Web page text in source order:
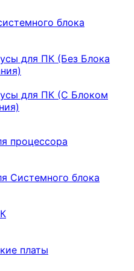
блока
для ПК (Без Блока
для ПК (С Блоком
процессора
Системного блока
платы